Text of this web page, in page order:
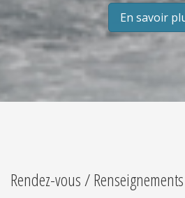
En savoir
Rendez-vous / Renseignements